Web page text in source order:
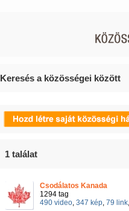
Keresés a közösségei között
1 találat
Csodálatos Kanada
1294 tag
490 video, 347 kép, 79 link